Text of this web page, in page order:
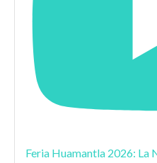
Feria Huamantla 2026: La